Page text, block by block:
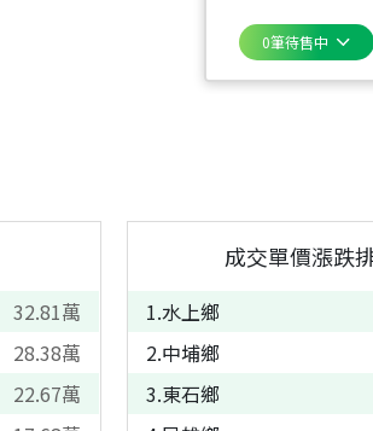
0筆待售中
32.81萬
28.38萬
22.67萬
成交單價漲跌
1.水上鄉
2.中埔鄉
3.東石鄉